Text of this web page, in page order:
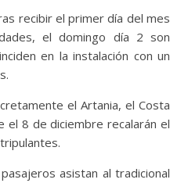
recibir el primer día del mes
el domingo día 2 son
en la instalación con un
el Artania, el Costa
el 8 de diciembre recalarán el
asistan al tradicional